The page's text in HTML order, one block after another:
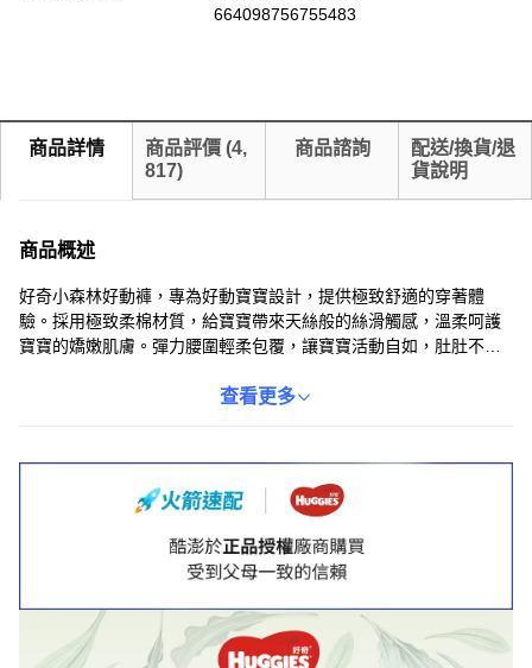
664098756755483
商品詳情 商品評價 (4,
817)
商品諮詢
配送/換貨/退
貨說明
商品概述
好奇小森林好動褲，專為好動寶寶設計，提供極致舒適的穿著體
驗。採用極致柔棉材質，給寶寶帶來天絲般的絲滑觸感，溫柔呵護
寶寶的嬌嫩肌膚。彈力腰圍輕柔包覆，讓寶寶活動自如，肚肚不留
寶寶整夜安睡，媽媽也安心。查看更多